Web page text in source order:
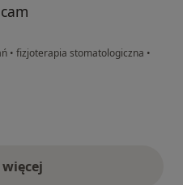
• fizjoterapia stomatologiczna •
więcej
opinie powyżej